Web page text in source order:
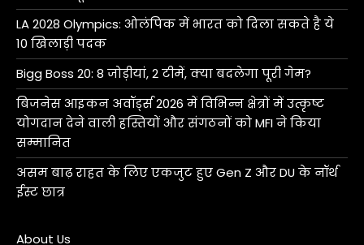
LA 2028 Olympics: ओलंपिक में भारत को दिला सकते है ये
10 खिलाड़ी पदक
Bigg Boss 20: 8 जोड़ीयां, 2 टीमें, क्या बदलेगा पूरी गेम?
बिजनेस आइकन अवॉर्ड्स 2026 में विभिन्न क्षेत्रों में उत्कृष्ट
योगदान देने वाली हस्तियों और संगठनों को MFI ने किया
सम्मानित
असम बाढ़ राहत के लिए एकजुट हुए Gen Z और DU के नॉर्थ
ईस्ट छात्र
About Us